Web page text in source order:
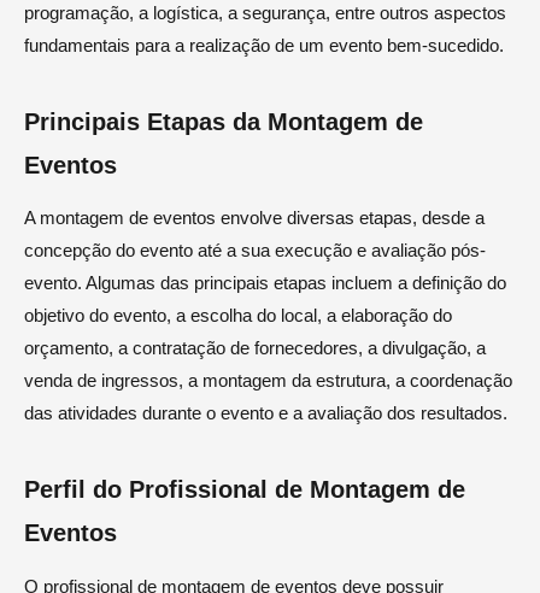
programação, a logística, a segurança, entre outros aspectos
fundamentais para a realização de um evento bem-sucedido.
Principais Etapas da Montagem de
Eventos
A montagem de eventos envolve diversas etapas, desde a
concepção do evento até a sua execução e avaliação pós-
evento. Algumas das principais etapas incluem a definição do
objetivo do evento, a escolha do local, a elaboração do
orçamento, a contratação de fornecedores, a divulgação, a
venda de ingressos, a montagem da estrutura, a coordenação
das atividades durante o evento e a avaliação dos resultados.
Perfil do Profissional de Montagem de
Eventos
O profissional de montagem de eventos deve possuir